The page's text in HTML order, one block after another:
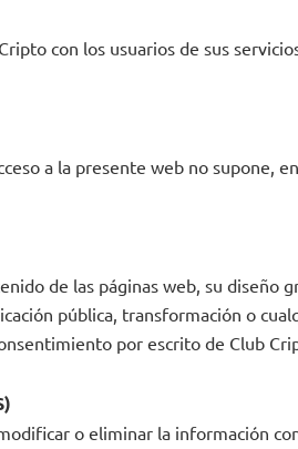
con los usuarios de sus
a la presente web no supone,
de las páginas web, su
pública, transformación o
por escrito de Club
o eliminar la información